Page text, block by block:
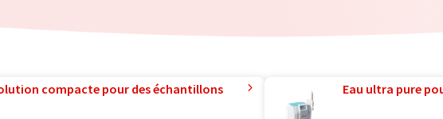
compacte pour des échantillons
Eau ultra pure